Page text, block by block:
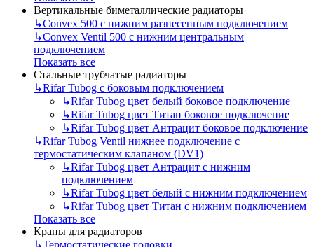
Вертикальные биметаллические радиаторы
↳Convex 500 с нижним разнесенным подключением
↳Convex Ventil 500 с нижним центральным
подключением
Показать все
Стальные трубчатые радиаторы
↳Rifar Tubog с боковым подключением
↳Rifar Tubog цвет белый боковое подключение
↳Rifar Tubog цвет Титан боковое подключение
↳Rifar Tubog цвет Антрацит боковое подключение
↳Rifar Tubog Ventil нижнее подключение с
термостатическим клапаном (DV1)
↳Rifar Tubog цвет Антрацит с нижним
подключением
↳Rifar Tubog цвет белый с нижним подключением
↳Rifar Tubog цвет Титан с нижним подключением
Показать все
Краны для радиаторов
↳Термостатические головки